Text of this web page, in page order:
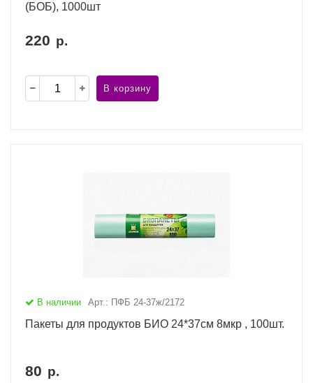
(БОБ), 1000шт
220 р.
В корзину
В наличии Арт.: ПФБ 24-37ж/2172
Пакеты для продуктов БИО 24*37см 8мкр , 100шт.
80 р.